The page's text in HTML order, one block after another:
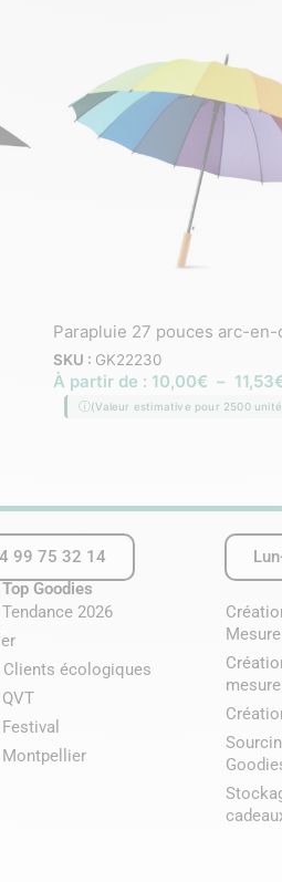
Parapluie 27 pouces arc-en-
SKU : GK22230
À partir de : 10,00€ – 11,53
(Valeur estimative pour 2500
99 75 32 14
Top Goodies
2026
Clients écologiques
Mesure
mesure